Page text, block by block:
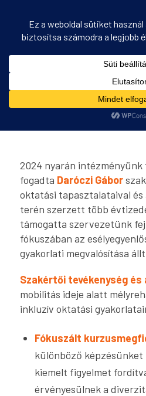
Inklúzió és máltai jó
szakértővel erősítettük
Inklúzió és máltai jó gyakorlatok:
2024 nyarán
fogadta Daróczi Gábor
oktatási tapasztalataival és
terén szerzett több
támogatta szervezetünk
fókuszában az
gyakorlati megvalósítása
Szakértői tevékenység és
mobilitás ideje alatt
inkluzív oktatási
Fókuszált
különböző képzésünket
kiemelt figyelmet
érvényesülnek a